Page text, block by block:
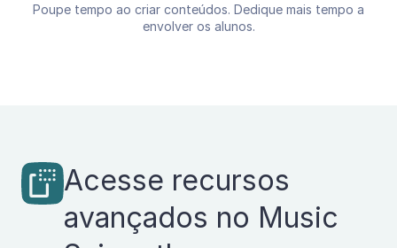
Poupe tempo ao criar conteúdos. Dedique mais tempo a
envolver os alunos.
Acesse recursos
avançados no Music